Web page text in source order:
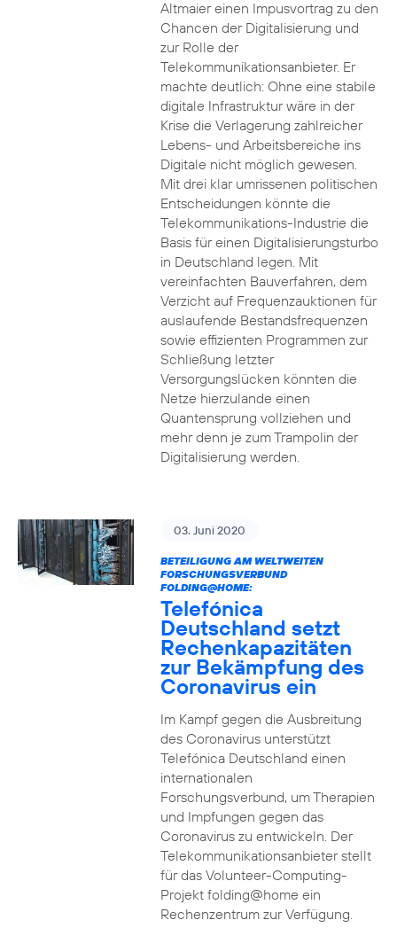
Altmaier einen Impusvortrag zu den
Chancen der Digitalisierung und
zur Rolle der
Telekommunikationsanbieter. Er
machte deutlich: Ohne eine stabile
digitale Infrastruktur wäre in der
Krise die Verlagerung zahlreicher
Lebens- und Arbeitsbereiche ins
Digitale nicht möglich gewesen.
Mit drei klar umrissenen politischen
Entscheidungen könnte die
Telekommunikations-Industrie die
Basis für einen Digitalisierungsturbo
in Deutschland legen. Mit
vereinfachten Bauverfahren, dem
Verzicht auf Frequenzauktionen für
auslaufende Bestandsfrequenzen
sowie effizienten Programmen zur
Schließung letzter
Versorgungslücken könnten die
Netze hierzulande einen
Quantensprung vollziehen und
mehr denn je zum Trampolin der
Digitalisierung werden.
03. Juni 2020
BETEILIGUNG AM WELTWEITEN
FORSCHUNGSVERBUND
FOLDING@HOME:
Telefónica
Deutschland setzt
Rechenkapazitäten
zur Bekämpfung des
Coronavirus ein
Im Kampf gegen die Ausbreitung
des Coronavirus unterstützt
Telefónica Deutschland einen
internationalen
Forschungsverbund, um Therapien
und Impfungen gegen das
Coronavirus zu entwickeln. Der
Telekommunikationsanbieter stellt
für das Volunteer-Computing-
Projekt folding@home ein
Rechenzentrum zur Verfügung.